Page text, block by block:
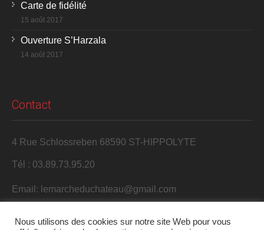
Carte de fidélité
15 août 2017
Ouverture S’Harzala
14 août 2017
Contact
4 Rue Schlossreben 68590 ST-HIPPOLYTE
Tél : 03.89.73.95.20
Email: lemarcheduchateau@gmail.com
Nous utilisons des cookies sur notre site Web pour vous